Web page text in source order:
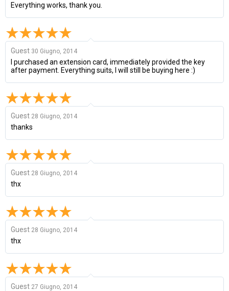
Everything works, thank you.
Guest 30 Giugno, 2014
I purchased an extension card, immediately provided the key
after payment. Everything suits, I will still be buying here :)
Guest 28 Giugno, 2014
thanks
Guest 28 Giugno, 2014
thx
Guest 28 Giugno, 2014
thx
Guest 27 Giugno, 2014